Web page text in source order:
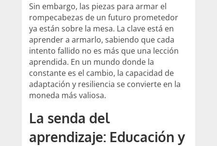
Sin embargo, las piezas para armar el
rompecabezas de un futuro prometedor
ya están sobre la mesa. La clave está en
aprender a armarlo, sabiendo que cada
intento fallido no es más que una lección
aprendida. En un mundo donde la
constante es el cambio, la capacidad de
adaptación y resiliencia se convierte en la
moneda más valiosa.
La senda del
aprendizaje: Educación y